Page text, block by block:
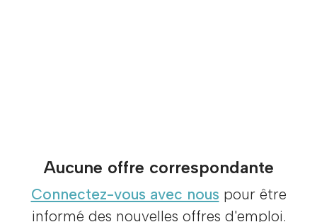
Aucune offre correspondante
Connectez-vous avec nous pour être
informé des nouvelles offres d'emploi.